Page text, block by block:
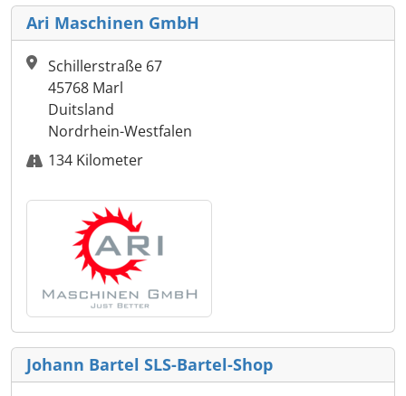
Ari Maschinen GmbH
Schillerstraße 67
45768 Marl
Duitsland
Nordrhein-Westfalen
134 Kilometer
Johann Bartel SLS-Bartel-Shop